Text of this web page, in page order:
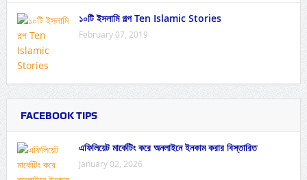
১০টি ইসলামি গল্প Ten Islamic Stories
February 07, 2019
FACEBOOK TIPS
এফিলিয়েট মার্কেটিং করে অনলাইনে ইনকাম করার বিস্তারিত
January 02, 2026